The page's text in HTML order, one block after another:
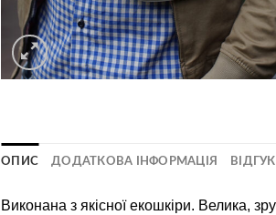
ОПИС ДОДАТКОВА ІНФОРМАЦІЯ
Виконана з якісної екошкіри. Велика,